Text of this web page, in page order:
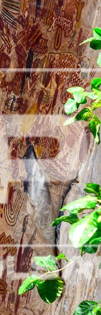
Título do projeto
Códigos
Título do projeto